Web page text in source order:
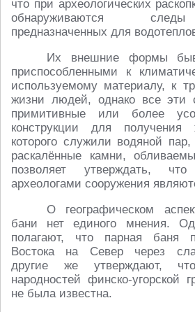
что при археологических
обнаруживаются
предназначенных для
Их внешние формы
приспособленными к
используемому материалу, к
жизни людей, однако все эти
примитивные или более
конструкции для получения
которого служили водяной
раскалённые камни,
позволяет утверждать,
археологами сооружения
О географическом
бани нет единого мнения.
полагают, что парная баня
Востока на Север через
другие же утверждают,
народностей финско-угорской
не была известна.